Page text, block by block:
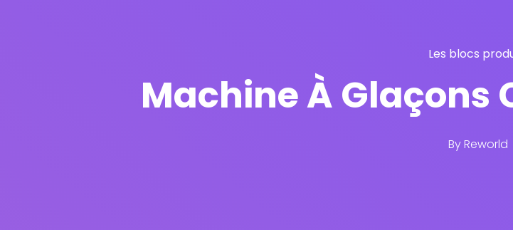
Les blocs
Machine À Glaçons
ByReworld